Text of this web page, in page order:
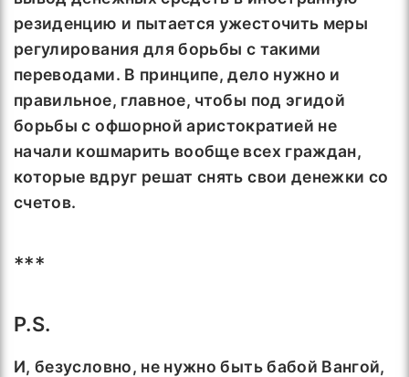
резиденцию и пытается ужесточить меры
регулирования для борьбы с такими
переводами. В принципе, дело нужно и
правильное, главное, чтобы под эгидой
борьбы с офшорной аристократией не
начали кошмарить вообще всех граждан,
которые вдруг решат снять свои денежки со
счетов.
***
P.S.
И, безусловно, не нужно быть бабой Вангой,